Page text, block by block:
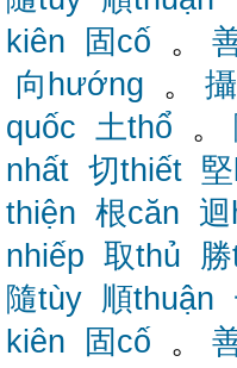
kiên
固cố 。
向hướng 。
quốc 土thổ 。
nhất 切thiết
thiện 根căn
nhiếp 取thủ
隨tùy 順thuận
kiên
固cố 。